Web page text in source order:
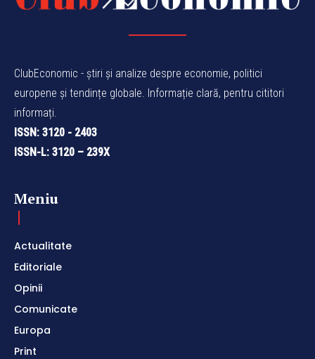
ClubEconomic - știri și analize despre economie, politici
europene și tendințe globale. Informație clară, pentru cititori
informați.
ISSN: 3120 - 2403
ISSN-L: 3120 – 239X
Meniu
Actualitate
Editoriale
Opinii
Comunicate
Europa
Print